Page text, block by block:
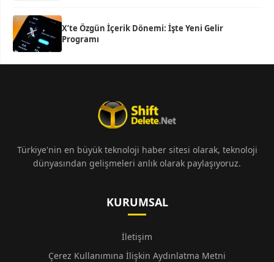
X’te Özgün İçerik Dönemi: İşte Yeni Gelir
Programı
Türkiye'nin en büyük teknoloji haber sitesi olarak, teknoloji
dünyasından gelişmeleri anlık olarak paylaşıyoruz.
KURUMSAL
İletişim
Çerez Kullanımına İlişkin Aydınlatma Metni